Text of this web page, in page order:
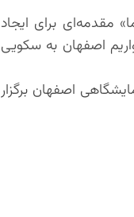
مقدمه‌ای برای ایجاد
اصفهان به سکویی
بیست‌وششمین نمایشگاه اتوکام، از ۱۷ تا ۲۰ آبان‌ماه ۱۴۰۴ در شهر نمایشگاهی اصفهان برگزار